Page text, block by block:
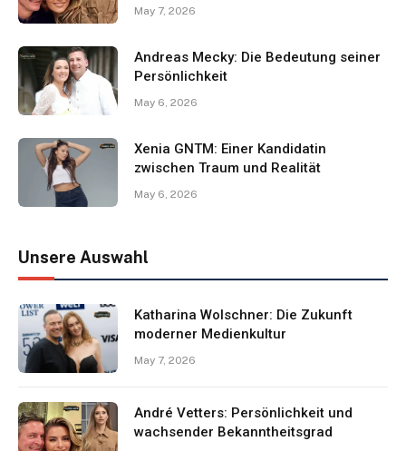
May 7, 2026
Andreas Mecky: Die Bedeutung seiner
Persönlichkeit
May 6, 2026
Xenia GNTM: Einer Kandidatin
zwischen Traum und Realität
May 6, 2026
Unsere Auswahl
Katharina Wolschner: Die Zukunft
moderner Medienkultur
May 7, 2026
André Vetters: Persönlichkeit und
wachsender Bekanntheitsgrad